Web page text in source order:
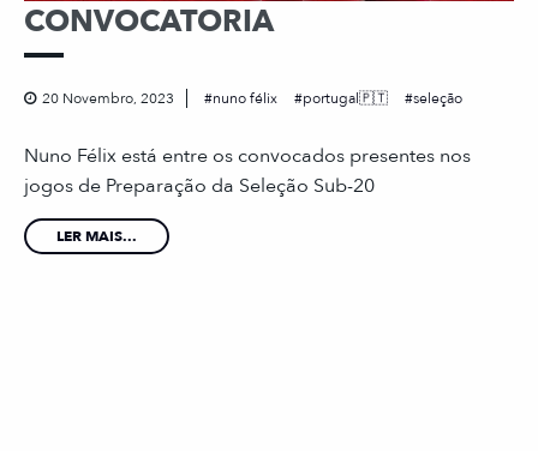
CONVOCATORIA
20 Novembro, 2023 nuno félix portugal🇵🇹 seleção
Nuno Félix está entre os convocados presentes nos
jogos de Preparação da Seleção Sub-20
LER MAIS...